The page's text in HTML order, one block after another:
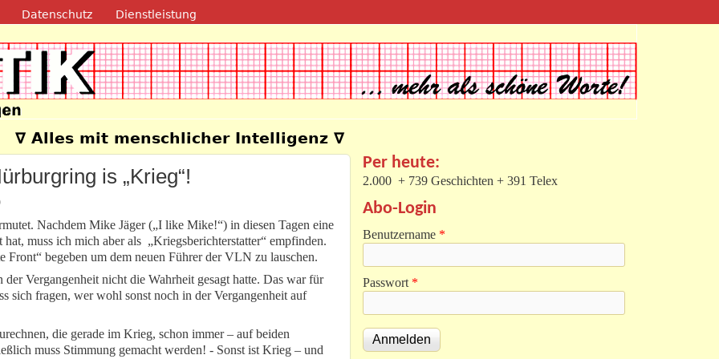
Direkt zum Inhalt
Datenschutz Dienstleistung
∇ Alles mit menschlicher Intelligenz ∇
is „Krieg“!
Nachdem Mike Jäger („I like Mike!“) in diesen Tagen eine
muss ich mich aber als „Kriegsberichterstatter“ empfinden.
begeben um dem neuen Führer der VLN zu lauschen.
der Vergangenheit nicht die Wahrheit gesagt hatte. Das war für
sich fragen, wer wohl sonst noch in der Vergangenheit auf
die gerade im Krieg, schon immer – auf beiden
muss Stimmung gemacht werden! - Sonst ist Krieg – und
Per heute:
2.000 + 739 Geschichten + 391 Telex
Abo-Login
Benutzername *
Passwort *